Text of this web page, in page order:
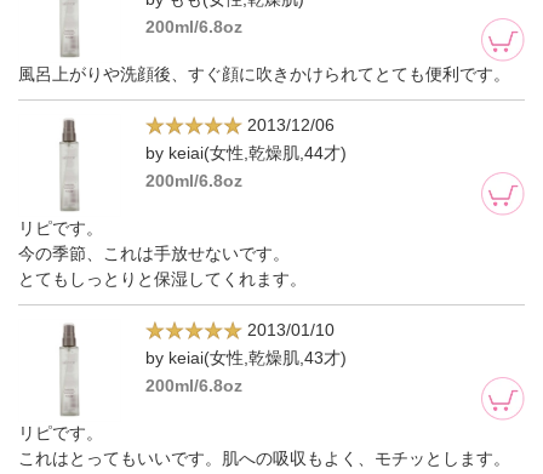
200ml/6.8oz
風呂上がりや洗顔後、すぐ顔に吹きかけられてとても便利です。
2013/12/06
by keiai(女性,乾燥肌,44才)
200ml/6.8oz
リピです。
今の季節、これは手放せないです。
とてもしっとりと保湿してくれます。
2013/01/10
by keiai(女性,乾燥肌,43才)
200ml/6.8oz
リピです。
これはとってもいいです。肌への吸収もよく、モチッとします。